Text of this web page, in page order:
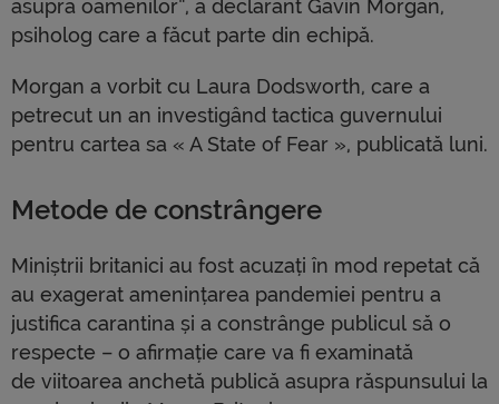
asupra oamenilor”, a declarant Gavin Morgan,
psiholog care a făcut parte din echipă.
Morgan a vorbit cu Laura Dodsworth, care a
petrecut un an investigând tactica guvernului
pentru cartea sa « A State of Fear », publicată luni.
Metode de constrângere
Miniștrii britanici au fost acuzați în mod repetat că
au exagerat amenințarea pandemiei pentru a
justifica carantina și a constrânge publicul să o
respecte – o afirmație care va fi examinată
de viitoarea anchetă publică asupra răspunsului la